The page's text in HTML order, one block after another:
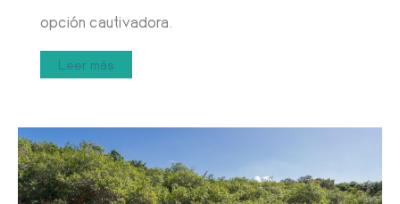
opción cautivadora.
Leer más